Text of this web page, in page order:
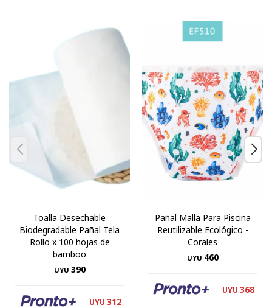
Toalla Desechable
Biodegradable Pañal Tela
Rollo x 100 hojas de
bamboo
UYU 390
UYU 312
Pañal Malla Para Piscina
Reutilizable Ecológico -
Corales
UYU 460
UYU 368